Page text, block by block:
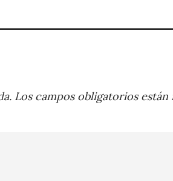
Los campos obligatorios están